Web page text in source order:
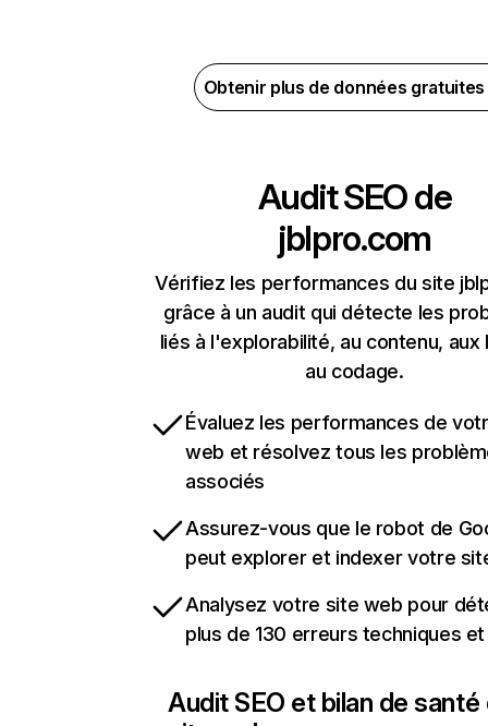
Obtenir plus de données
Audit SEO de
jblpro.com
Vérifiez les performances du site
grâce à un audit qui détecte les
liés à l'explorabilité, au contenu, aux
au codage.
Évaluez les performances de
web et résolvez tous les
associés
Assurez-vous que le robot de
peut explorer et indexer votre
Analysez votre site web pour
plus de 130 erreurs techniques et
Audit SEO et bilan de santé